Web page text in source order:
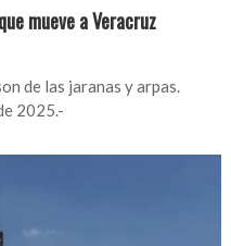
mueve a Veracruz
de las jaranas y arpas.
2025.-